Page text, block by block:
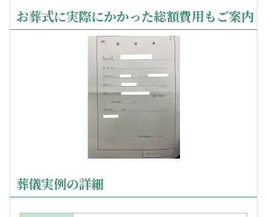
お葬式に実際にかかった総額費用もご案内
葬儀実例の詳細